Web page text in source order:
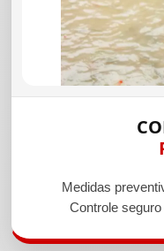
Medidas
Controle